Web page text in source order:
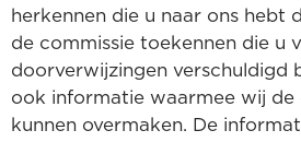
herkennen die u naar ons hebt
de commissie toekennen die u
doorverwijzingen verschuldigd
ook informatie waarmee wij de
kunnen overmaken. De